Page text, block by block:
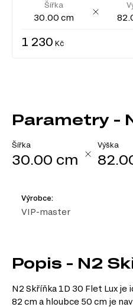
Šířka
30.00 cm
1 230 Kč
Parametry -
Šířka
30.00 cm
Výška
Výrobce:
VIP-master
Popis - N2
N2 Skříňka 1D 30 Flet Lux
82 cm a hloubce 50 cm je